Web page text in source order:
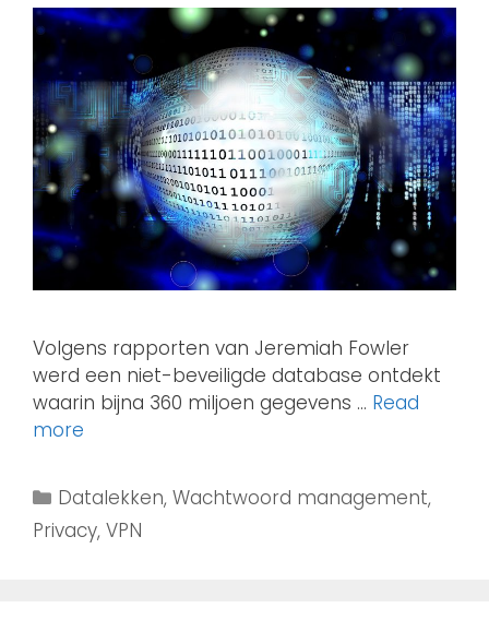
Volgens rapporten van Jeremiah Fowler
werd een niet-beveiligde database ontdekt
waarin bijna 360 miljoen gegevens … Read
more
Datalekken,Wachtwoord management,
Privacy, VPN